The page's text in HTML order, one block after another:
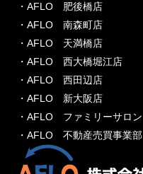
・AFLO 肥後橋店
・AFLO 南森町店
・AFLO 天満橋店
・AFLO 西大橋堀江店
・AFLO 西田辺店
・AFLO 新大阪店
・AFLO ファミリーサロン
・AFLO 不動産売買事業部